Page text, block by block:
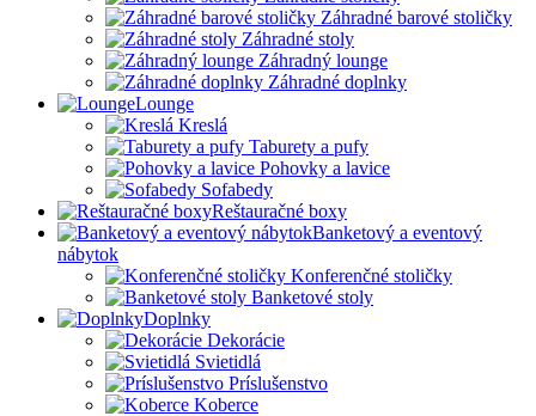
Záhradné barové stoličky
Záhradné stoly
Záhradný lounge
Záhradné doplnky
Lounge
Kreslá
Taburety a pufy
Pohovky a lavice
Sofabedy
Reštauračné boxy
Banketový a eventový
nábytok
Konferenčné stoličky
Banketové stoly
Doplnky
Dekorácie
Svietidlá
Príslušenstvo
Koberce